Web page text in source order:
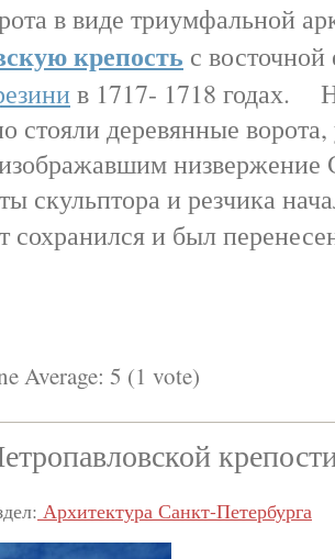
в виде триумфальной
крепость с
в 1717- 1718 годах.
стояли деревянные
низвержение
скульптора и резчика
сохранился и был
Average: 5 (1 vote)
Архитектура Санкт-Петербурга